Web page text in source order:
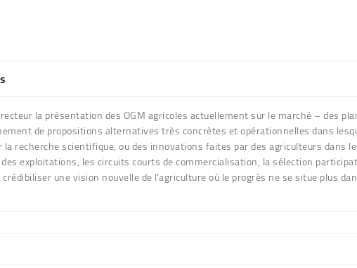
la présentation des OGM agricoles actuellement sur le marché – des
de propositions alternatives très concrètes et opérationnelles dans
recherche scientifique, ou des innovations faites par des agriculteurs dans
exploitations, les circuits courts de commercialisation, la sélection
une vision nouvelle de l’agriculture où le progrès ne se situe plus